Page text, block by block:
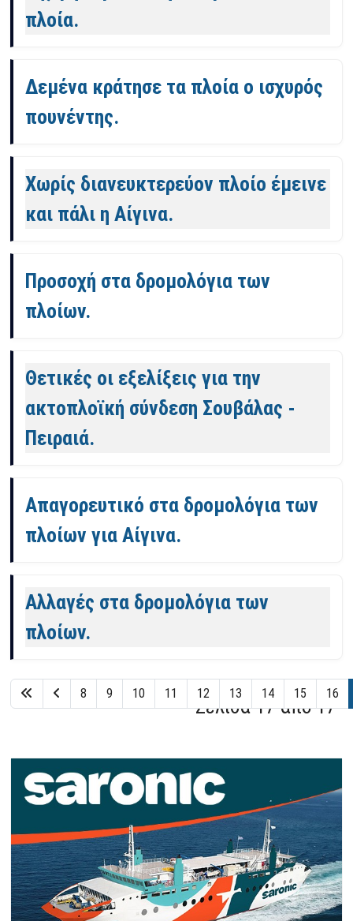
πλοία.
Δεμένα κράτησε τα πλοία ο ισχυρός
πουνέντης.
Χωρίς διανευκτερεύον πλοίο έμεινε
και πάλι η Αίγινα.
Προσοχή στα δρομολόγια των
πλοίων.
Θετικές οι εξελίξεις για την
ακτοπλοϊκή σύνδεση Σουβάλας -
Πειραιά.
Απαγορευτικό στα δρομολόγια των
πλοίων για Αίγινα.
Αλλαγές στα δρομολόγια των
πλοίων.
Σελίδα 17 από 17
8 9 10 11 12 13 14 15 16